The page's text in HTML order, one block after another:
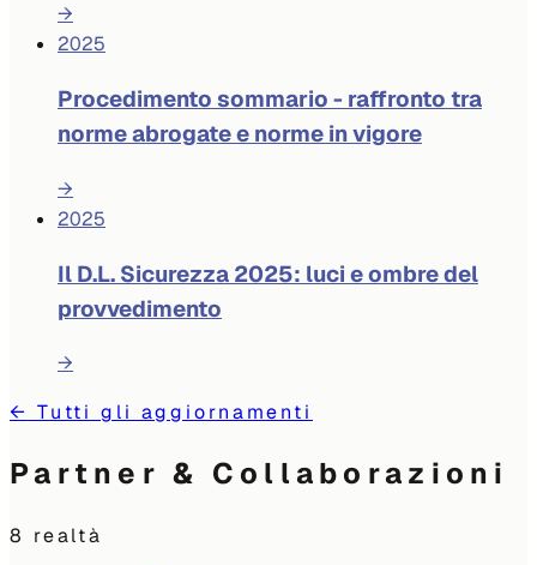
→
2025
Procedimento sommario - raffronto tra
norme abrogate e norme in vigore
→
2025
Il D.L. Sicurezza 2025: luci e ombre del
provvedimento
→
← Tutti gli aggiornamenti
Partner & Collaborazioni
8 realtà